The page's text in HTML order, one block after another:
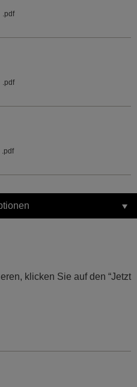
.pdf
.pdf
.pdf
klicken Sie auf den “Jetzt